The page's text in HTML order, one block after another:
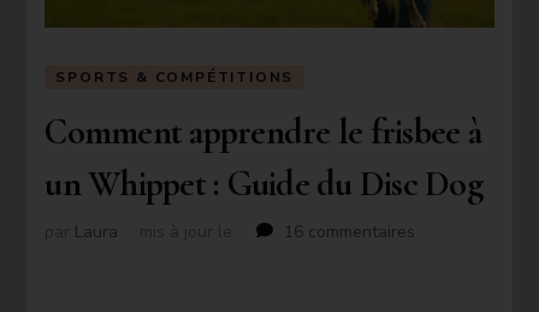
SPORTS & COMPÉTITIONS
Comment apprendre le frisbee à
un Whippet : Guide du Disc Dog
Laura 16 commentaires